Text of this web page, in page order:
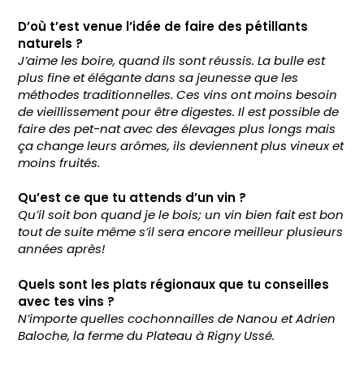
D’où t’est venue l’idée de faire des pétillants
naturels ?
J’aime les boire, quand ils sont réussis. La bulle est
plus fine et élégante dans sa jeunesse que les
méthodes traditionnelles. Ces vins ont moins besoin
de vieillissement pour être digestes. Il est possible de
faire des pet-nat avec des élevages plus longs mais
ça change leurs arômes, ils deviennent plus vineux et
moins fruités.
Qu’est ce que tu attends d’un vin ?
Qu’il soit bon quand je le bois; un vin bien fait est bon
tout de suite même s’il sera encore meilleur plusieurs
années après!
Quels sont les plats régionaux que tu conseilles
avec tes vins ?
N’importe quelles cochonnailles de Nanou et Adrien
Baloche, la ferme du Plateau à Rigny Ussé.